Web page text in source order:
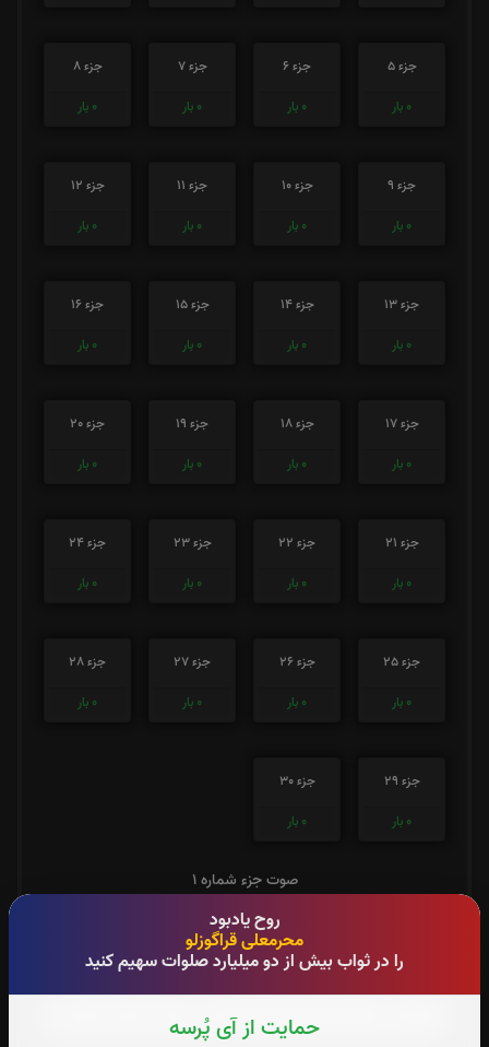
روح یادبود
محرمعلی قراگوزلو
را در ثواب بیش از دو میلیارد صلوات سهیم کنید
حمایت از آی پُرسه
جزء 5
0 بار
جزء 6
0 بار
جزء 7
0 بار
جزء 8
0 بار
جزء 9
0 بار
جزء 10
0 بار
جزء 11
0 بار
جزء 12
0 بار
جزء 13
0 بار
جزء 14
0 بار
جزء 15
0 بار
جزء 16
0 بار
جزء 17
0 بار
جزء 18
0 بار
جزء 19
0 بار
جزء 20
0 بار
جزء 21
0 بار
جزء 22
0 بار
جزء 23
0 بار
جزء 24
0 بار
جزء 25
0 بار
جزء 26
0 بار
جزء 27
0 بار
جزء 28
0 بار
جزء 29
0 بار
جزء 30
0 بار
صوت جزء شماره 1
صوت جزء شماره 2